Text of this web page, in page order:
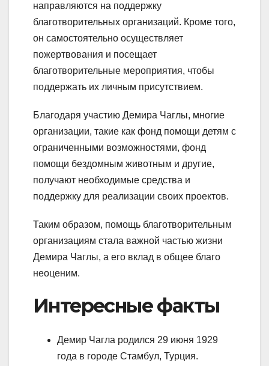
направляются на поддержку
благотворительных организаций. Кроме того,
он самостоятельно осуществляет
пожертвования и посещает
благотворительные мероприятия, чтобы
поддержать их личным присутствием.
Благодаря участию Демира Чаглы, многие
организации, такие как фонд помощи детям с
ограниченными возможностями, фонд
помощи бездомным животным и другие,
получают необходимые средства и
поддержку для реализации своих проектов.
Таким образом, помощь благотворительным
организациям стала важной частью жизни
Демира Чаглы, а его вклад в общее благо
неоценим.
Интересные факты
Демир Чагла родился 29 июня 1929
года в городе Стамбул, Турция.